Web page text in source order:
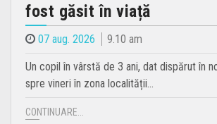
fost găsit în viață
07 aug. 2026 9.10 am
Un copil în vârstă de 3 ani, dat dispărut în
spre vineri în zona localității…
CONTINUARE...